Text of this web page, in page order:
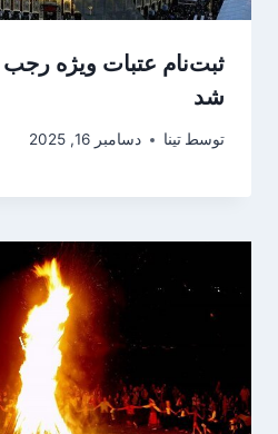
ثبت‌نام عتبات ویژه رجب
شد
توسط تینا دسامبر 16, 2025